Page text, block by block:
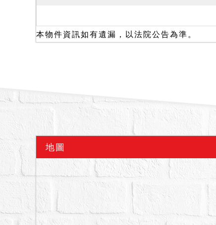
一、179-3地號、2328
陳稱，房子為債務人奶
室，樓下有房間及客廳
證書辦理所有權移轉登
違章建築處理規則予以
人注意。且本件拍賣以
建物所有權人主張拆屋
備註
一、上開不動產3宗合
二、拍賣最低價額合
本物件資訊如有遺漏，以法院公告為準。
地圖